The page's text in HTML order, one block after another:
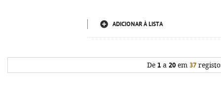
ADICIONAR À LISTA
De 1a 20em 37